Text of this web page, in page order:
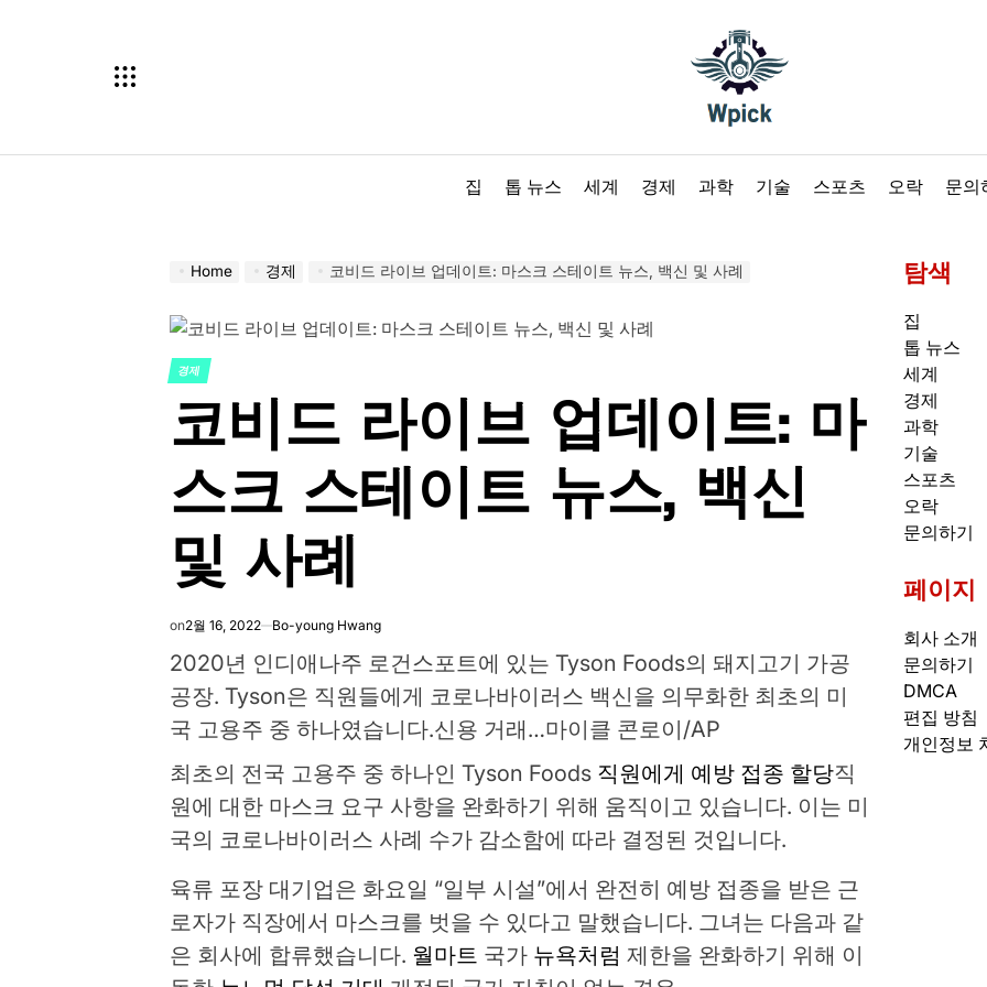
집
톱 뉴스 세계 경제 과학 기술 스포츠 오락 문의
Home 경제 코비드 라이브 업데이트: 마스크 스테이트 뉴스, 백신 및 사례
POSTED
경제
코비드 라이브 업데이트: 마
스크 스테이트 뉴스, 백신
및 사례
on2월 16, 2022 Bo-young Hwang
2020년 인디애나주 로건스포트에 있는 Tyson Foods의 돼지고기 가공
공장. Tyson은 직원들에게 코로나바이러스 백신을 의무화한 최초의 미
국 고용주 중 하나였습니다.신용 거래…마이클 콘로이/AP
최초의 전국 고용주 중 하나인 Tyson Foods 직원에게 예방 접종 할당직
원에 대한 마스크 요구 사항을 완화하기 위해 움직이고 있습니다. 이는 미
국의 코로나바이러스 사례 수가 감소함에 따라 결정된 것입니다.
육류 포장 대기업은 화요일 “일부 시설”에서 완전히 예방 접종을 받은 근
로자가 직장에서 마스크를 벗을 수 있다고 말했습니다. 그녀는 다음과 같
은 회사에 합류했습니다. 월마트 국가 뉴욕처럼 제한을 완화하기 위해 이
탐색
집
톱 뉴스
세계
경제
과학
기술
스포츠
오락
문의하기
페이지
회사 소개
문의하기
DMCA
편집 방침
개인정보